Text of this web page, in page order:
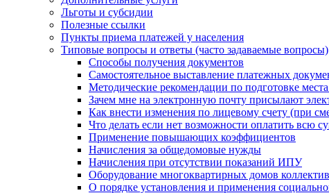
Льготы и субсидии
Полезные ссылки
Пункты приема платежей у населения
Типовые вопросы и ответы (часто задаваемые вопросы)
Способы получения документов
Самостоятельное выставление платежных
Методические рекомендации по подготовке
Зачем мне на электронную почту присылают
Как внести изменения по лицевому счету (при
Что делать если нет возможности оплатить всю
Применение повышающих коэффициентов
Начисления за общедомовые нужды
Начисления при отсутствии показаний ИПУ
Оборудование многоквартирных домов
О порядке установления и применения